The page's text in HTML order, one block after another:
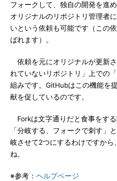
フォークして、独自の開発を進
オリジナルのリポジトリ管理者
いという依頼も可能です（この
ばれます）。
依頼を元にオリジナルが更新
れていないリポジトリ」上での
組みです。GitHubはこの機能を
献を促しているのです。
Forkは文字通りだと食事をす
「分岐する、フォークで刺す」
岐させて2つにするわけですか
ね。
※参考： ヘルプページ